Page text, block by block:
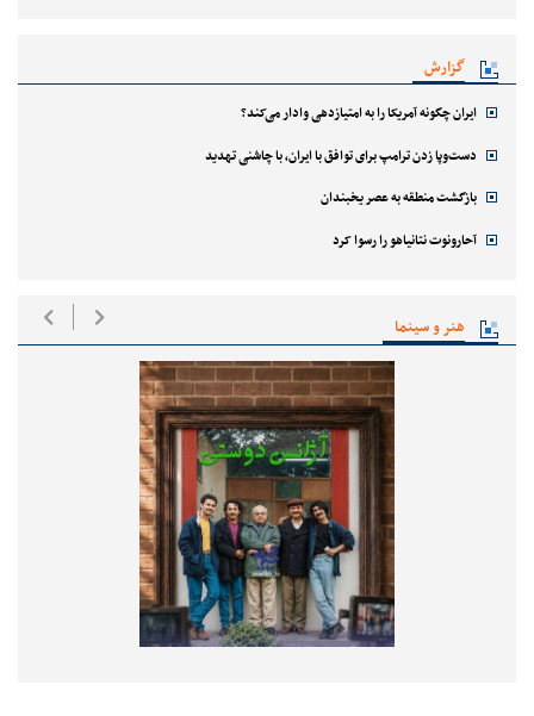
گزارش
ایران چگونه آمریکا را به امتیازدهی وادار می‌کند؟
دست‌وپا زدن ترامپ برای توافق با ایران، با چاشنی تهدید
بازگشت منطقه به عصر یخبندان
آحارونوت نتانیاهو را رسوا کرد
هنر و سینما